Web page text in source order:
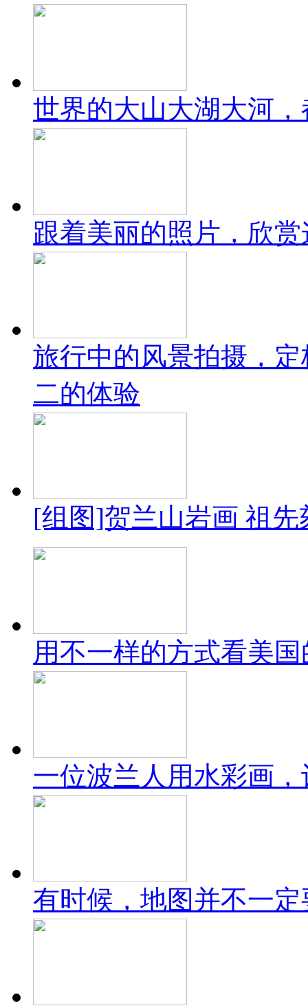
世界的大山大湖大河
跟着美丽的照片，欣
旅行中的风景拍摄，
二的体验
[组图]贺兰山岩画 祖先
用不一样的方式看美
一位波兰人用水彩画
有时候，地图并不一